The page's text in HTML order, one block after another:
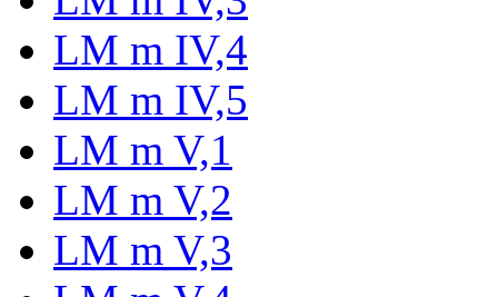
LM m IV,4
LM m IV,5
LM m V,1
LM m V,2
LM m V,3